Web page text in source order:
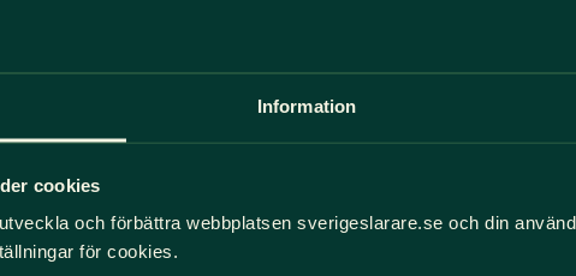
Information
cookies
och förbättra webbplatsen sverigeslarare.se och din
för cookies.